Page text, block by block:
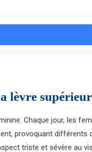
lèvre
Chaque jour, les
provoquant
triste et sévère au